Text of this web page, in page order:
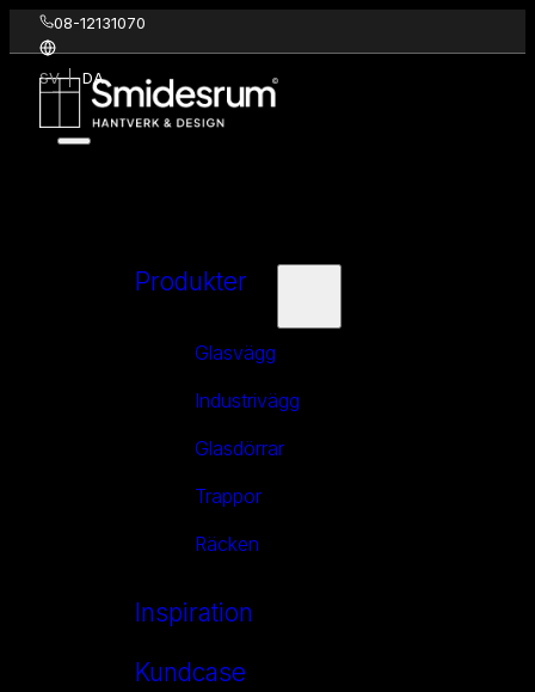
08-12131070
SV DA
Produkter
Glasvägg
Industrivägg
Glasdörrar
Trappor
Räcken
Inspiration
Kundcase